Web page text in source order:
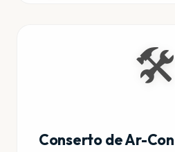
🛠️
Conserto de Ar-